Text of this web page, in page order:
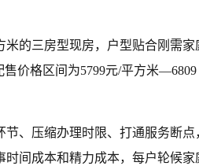
米的三房型现房，户型贴合刚需家
价格区间为5799元/平方米—6809
、压缩办理时限、打通服务断点
间成本和精力成本，每户轮候家